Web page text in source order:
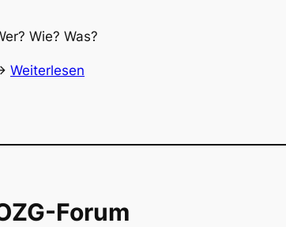
Wie? Was?
Weiterlesen
Forum